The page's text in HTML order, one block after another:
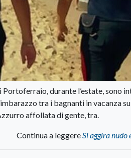
durante l’estate, sono
tra i bagnanti in vacanza
affollata di gente, tra.
Continua a leggere Si aggira nudo